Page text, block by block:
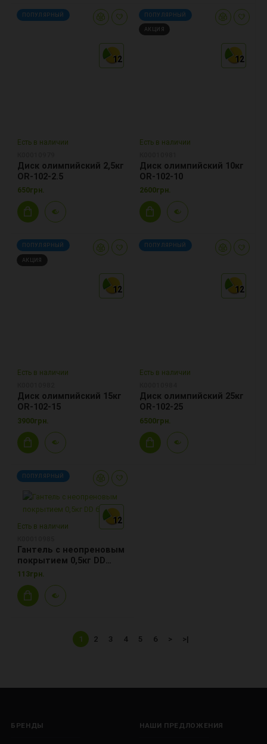
12
12
12
ПОПУЛЯРНЫЙ
Есть в наличии
Диск олимпийский 2,5кг
OR-102-2.5
650грн.
12
12
12
ПОПУЛЯРНЫЙ
АКЦИЯ
Есть в наличии
Диск олимпийский 10кг
OR-102-10
2600грн.
12
12
12
ПОПУЛЯРНЫЙ
АКЦИЯ
Есть в наличии
Диск олимпийский 15кг
OR-102-15
3900грн.
12
12
12
ПОПУЛЯРНЫЙ
Есть в наличии
Диск олимпийский 25кг
OR-102-25
6500грн.
12
12
12
ПОПУЛЯРНЫЙ
Есть в наличии
Гантель с неопреновым
покрытием 0,5кг DD
6418-0.5
113грн.
1 2 3 4 5 6 > >|
БРЕНДЫ НАШИ ПРЕДЛОЖЕНИЯ